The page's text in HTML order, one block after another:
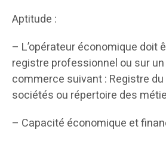
Aptitude :
– L’opérateur économique doit
registre professionnel ou sur
commerce suivant : Registre
sociétés ou répertoire des
– Capacité économique et